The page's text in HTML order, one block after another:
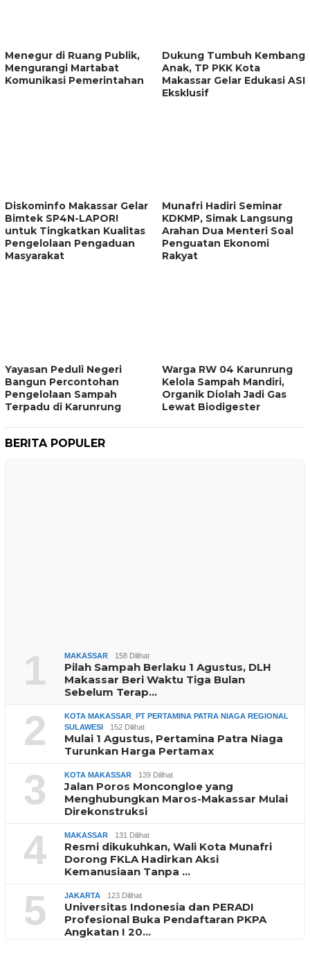
Menegur di Ruang Publik,
Mengurangi Martabat
Komunikasi Pemerintahan
Dukung Tumbuh Kembang
Anak, TP PKK Kota
Makassar Gelar Edukasi ASI
Eksklusif
Diskominfo Makassar Gelar
Bimtek SP4N-LAPOR!
untuk Tingkatkan Kualitas
Pengelolaan Pengaduan
Masyarakat
Munafri Hadiri Seminar
KDKMP, Simak Langsung
Arahan Dua Menteri Soal
Penguatan Ekonomi
Rakyat
Yayasan Peduli Negeri
Bangun Percontohan
Pengelolaan Sampah
Terpadu di Karunrung
Warga RW 04 Karunrung
Kelola Sampah Mandiri,
Organik Diolah Jadi Gas
Lewat Biodigester
BERITA POPULER
1 MAKASSAR 158 Dilihat
Pilah Sampah Berlaku 1 Agustus, DLH
Makassar Beri Waktu Tiga Bulan
Sebelum Terap…
2 KOTA MAKASSAR PT PERTAMINA PATRA NIAGA REGIONAL
SULAWESI
152 Dilihat
Mulai 1 Agustus, Pertamina Patra Niaga
Turunkan Harga Pertamax
3 KOTA MAKASSAR 139 Dilihat
Jalan Poros Moncongloe yang
Menghubungkan Maros-Makassar Mulai
Direkonstruksi
4 MAKASSAR 131 Dilihat
Resmi dikukuhkan, Wali Kota Munafri
Dorong FKLA Hadirkan Aksi
Kemanusiaan Tanpa …
5 JAKARTA 123 Dilihat
Universitas Indonesia dan PERADI
Profesional Buka Pendaftaran PKPA
Angkatan I 20…